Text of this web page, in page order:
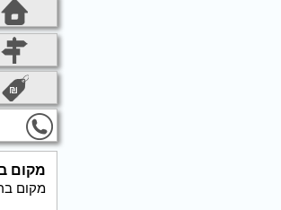
מקום
מקום